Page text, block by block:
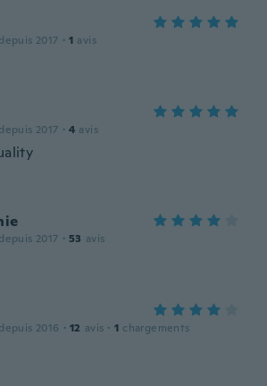
2017 · 1 avis
2017 · 4 avis
2017 · 53 avis
2016 · 12 avis · 1 chargements